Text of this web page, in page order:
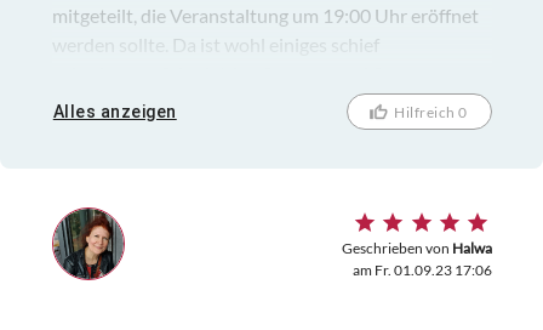
mitgeteilt, die Veranstaltung um 19:00 Uhr eröffnet
werden sollte. Da ist wohl einiges schief
öffnet dieses Festival dann jeweils um 11:00 Uhr.
Alles anzeigen Hilfreich 0
Geschrieben von Halwa
am Fr. 01.09.23 17:06